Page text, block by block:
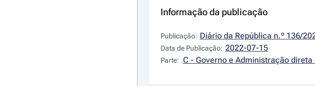
Informação da publicação
Publicação: Diário da República n.º 136/
Data de Publicação: 2022-07-15
Parte: C - Governo e Administração